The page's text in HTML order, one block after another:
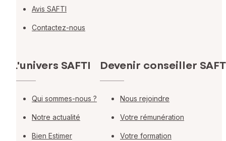
Avis SAFTI
Contactez-nous
L'univers SAFTI
Qui sommes-nous ?
Notre actualité
Bien Estimer
Devenir conseiller
Nous rejoindre
Votre rémunération
Votre formation